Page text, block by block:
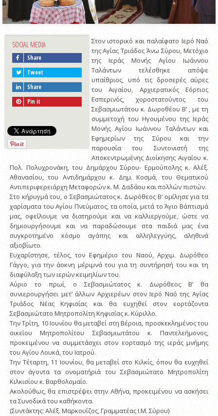
SOCIAL MEDIA
Share
Tweet
Share
Pin it
Στον ιστορικό και παλαίφατο Ιερό Ναό
της Αγίας Τριάδος Άνω Σύρου, Μετόχιο
της Ιεράς Μονής Αγίου Ιωάννου
Ταλάντων τελέσθηκε απόψε
υπαίθριος, υπό τις δροσερές αύρες
του Αιγαίου, Αρχιερατικός Εόρτιος
Εσπερινός, χοροστατούντος του
Σεβασμιωτάτου κ. Δωροθέου Β’ , με τη
συμμετοχή του Ηγουμένου της Ιεράς
Μονής Αγίου Ιωάννου Ταλάντων και
Εφημερίων της Σύρου και την
παρουσία του Συντονιστή της
Αποκεντρωμένης Διοίκησης Αιγαίου κ.
Πολ. Πολυχρονάκη, του Δημάρχου Σύρου- Ερμούπολης κ. Αλέξ.
Αθανασίου, του Αντιδημάρχου κ. Δημ. Κοσμά, του Θεματικού
Αντιπεριφερειάρχη Μεταφορών κ. Μ. Δαδάου και πολλών πιστών.
Στο κήρυγμά του, ο Σεβασμιώτατος κ. Δωρόθεος Β’ ομίλησε για τα
χαρίσματα του Αγίου Πνεύματος, τα οποία, μετά το Άγιο Βάπτισμά
μας, οφείλουμε να διατηρούμε και να καλλιεργούμε, ώστε να
δημιουργήσουμε και να παραδώσουμε στα παιδιά μας ένα
συγκροτημένο κόσμο αγάπης και αλληλεγγύης, αληθινά
αξιοβίωτο.
Ευχαρίστησε, τέλος, τον Εφημέριο του Ναού, Αρχιμ. Δωρόθεο
Γάγγο, για την άοκνη μέριμνά του για τη συντήρησή του και τη
διαφύλαξη των ιερών κειμηλίων του.
Αύριο το πρωί, ο Σεβασμιώτατος κ. Δωρόθεος Β’ θα
συνιερουργήσει μετ’ άλλων Αρχιερέων στον Ιερό Ναό της Αγίας
Τριάδος Νέας Κηφισίας και θα ευχηθεί στον εορτάζοντα
Σεβασμιώτατο Μητροπολίτη Κηφισίας κ. Κύριλλο.
Την Τρίτη, 10 Ιουνίου θα μεταβεί στη Βέροια, προσκεκλημένος του
οικείου Μητροπολίτου Σεβασμιωτάτου κ. Παντελεήμονος,
προκειμένου να συμμετάσχει στον εορτασμό της ιεράς μνήμης
του Αγίου Λουκά, του Ιατρού.
Την Τέταρτη, 11 Ιουνίου, θα μεταβεί στο Κιλκίς, όπου θα ευχηθεί
στον άγοντα τα ονοματήριά του Σεβασμιώτατο Μητροπολίτη
Κιλκισίου κ. Βαρθολομαίο.
Ακολούθως, θα επιστρέψει στην Αθήνα, προκειμένου να ασκήσει
τα Συνοδικά του καθήκοντα.
(Συντάκτης: Αλέξ. Μαρκουΐζος, Γραμματέας Ι.Μ. Σύρου)